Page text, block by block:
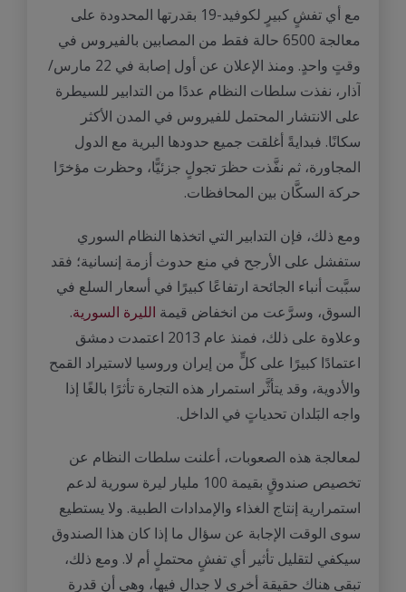
مع أي تفشٍ كبيرٍ لكوفيد-19 بقدرتها المحدودة على
معالجة 6500 حالة فقط من المصابين بالفيروس في
وقتٍ واحدٍ. ومنذ الإعلان عن أول إصابة في 22 مارس/
آذار، نفذت سلطات النظام عددًا من التدابير للسيطرة
على الانتشار المحتمل للفيروس في المدن الأكثر
سكانًا. فبدايةً أغلقت جميع حدودها البرية مع الدول
المجاورة، ثم نفَّذت حظرَ تجولٍ جزئيًّا، وحظرت مؤخرًا
حركة السكَّان بين المحافظات.
ومع ذلك، فإن التدابير التي اتخذها النظام السوري
ستفشل على الأرجح في منع حدوث أزمة إنسانية؛ فقد
سبَّبت أنباء الجائحة ارتفاعًا كبيرًا في أسعار السلع في
السوق، وسرَّعت من انخفاض قيمة الليرة السورية.
وعلاوة على ذلك، فمنذ عام 2013 اعتمدت دمشق
اعتمادًا كبيرًا على كلٍّ من إيران وروسيا لاستيراد القمح
والأدوية، وقد يتأثَّر استمرار هذه التجارة تأثرًا بالغًا إذا
واجه البَلدان تحدياتٍ في الداخل.
لمعالجة هذه الصعوبات، أعلنت سلطات النظام عن
تخصيص صندوقٍ بقيمة 100 مليار ليرة سورية لدعم
استمرارية إنتاج الغذاء والإمدادات الطبية. ولا يستطيع
سوى الوقت الإجابة عن سؤال ما إذا كان هذا الصندوق
سيكفي لتقليل تأثير أي تفشٍ محتملٍ أم لا. ومع ذلك،
تبقى هناك حقيقة أخرى لا جدال فيها، وهي أن قدرة